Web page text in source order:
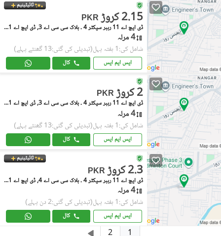
ٹائیٹینیم
PKR 2.15 کروڑ
ڈی ایچ اے 11 رہبر سیکٹر 4 ۔ بلاک سی سی اے 3, ڈی ایچ اے 11 رہبر سیکٹر 4
4 مرلہ
شامل کی:1 ہفتہ پہل (تبدیلی کی گئی:13 گھنٹے پہلے)
ایس ایم ایس کال
PKR 2 کروڑ
ڈی ایچ اے 11 رہبر سیکٹر 4 ۔ بلاک سی سی اے 3, ڈی ایچ اے 11 رہبر سیکٹر 4
4 مرلہ
شامل کی:1 ہفتہ پہل (تبدیلی کی گئی:13 گھنٹے پہلے)
ایس ایم ایس کال
ٹائیٹینیم
PKR 2.3 کروڑ
ڈی ایچ اے 11 رہبر سیکٹر 4 ۔ بلاک سی سی اے 4, ڈی ایچ اے 11 رہبر سیکٹر 4
4 مرلہ
شامل کی:1 ہفتہ پہل (تبدیلی کی گئی:2 دن پہلے)
ایس ایم ایس کال
1
2